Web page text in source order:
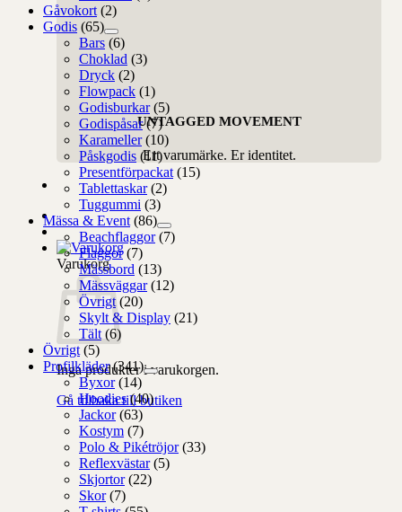
UNTAGGED MOVEMENT
Ert varumärke. Er identitet.
Varukorg
Inga produkter i varukorgen.
Gå tillbaka till butiken
Gåvokort (2)
Godis (65)
Bars (6)
Choklad (3)
Dryck (2)
Flowpack (1)
Godisburkar (5)
Godispåsar (7)
Karameller (10)
Påskgodis (11)
Presentförpackat (15)
Tablettaskar (2)
Tuggummi (3)
Mässa & Event (86)
Beachflaggor (7)
Flaggor (7)
Mässbord (13)
Mässväggar (12)
Övrigt (20)
Skylt & Display (21)
Tält (6)
Övrigt (5)
Profilkläder (341)
Byxor (14)
Hoodies (40)
Jackor (63)
Kostym (7)
Polo & Pikétröjor (33)
Reflexvästar (5)
Skjortor (22)
Skor (7)